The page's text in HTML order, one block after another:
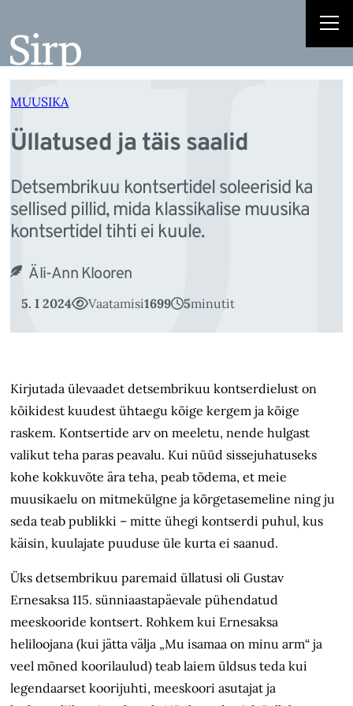
juurde
MUUSIKA
Üllatused ja täis saalid
Detsembrikuu kontsertidel soleerisid ka
sellised pillid, mida klassikalise muusika
kontsertidel tihti ei kuule.
Äli-Ann Klooren
5. I 2024 Vaatamisi1699 5minutit
Kirjutada ülevaadet detsembrikuu kontserdielust on
kõikidest kuudest ühtaegu kõige kergem ja kõige
raskem. Kontsertide arv on meeletu, nende hulgast
valikut teha paras peavalu. Kui nüüd sissejuhatuseks
kohe kokkuvõte ära teha, peab tõdema, et meie
muusikaelu on mitmekülgne ja kõrgetasemeline ning ju
seda teab publikki – mitte ühegi kontserdi puhul, kus
käisin, kuulajate puuduse üle kurta ei saanud.
Üks detsembrikuu paremaid üllatusi oli Gustav
Ernesaksa 115. sünniaastapäevale pühendatud
meeskooride kontsert. Rohkem kui Ernesaksa
heliloojana (kui jätta välja „Mu isamaa on minu arm“ ja
veel mõned koorilaulud) teab laiem üldsus teda kui
legendaarset koorijuhti, meeskoori asutajat ja